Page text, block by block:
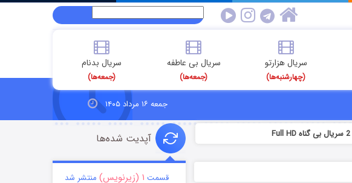
سریال هزارتو
(چهارشنبه‌ها)
سریال بی عاطفه
(جمعه‌ها)
سریال بدنام
(جمعه‌ها)
جمعه ۱۶ مرداد ۱۴۰۵
آپدیت شده‌ها
قسمت ۱ (زیرنویس) منتشر شد